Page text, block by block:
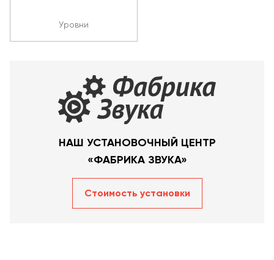
Уровни
НАШ УСТАНОВОЧНЫЙ ЦЕНТР
«ФАБРИКА ЗВУКА»
Стоимость уcтановки